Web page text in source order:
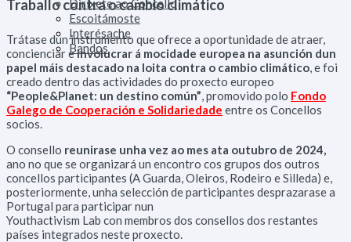
Diríxete ao Concello
Escoitámoste
Interésache
Bandos
Traballo contra o cambio climático
Trátase dun instrumento que ofrece a oportunidade de atraer,
concienciar einvolucrar á mocidade europea na asunción dun
papel máis destacado na loita contra o cambio climático, e foi
creado dentro das actividades do proxecto europeo
“People&Planet: un destino común”, promovido polo Fondo
Galego de Cooperación e Solidariedade entre os Concellos
socios.
O consello reunirase unha vez ao mes ata outubro de 2024,
ano no que se organizará un encontro cos grupos dos outros
concellos participantes (A Guarda, Oleiros, Rodeiro e Silleda) e,
posteriormente, unha selección de participantes desprazarase a
Portugal para participar nun
Youthactivism Lab con membros dos consellos dos restantes
países integrados neste proxecto.